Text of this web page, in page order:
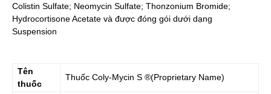
Colistin Sulfate; Neomycin Sulfate; Thonzonium Bromide;
Hydrocortisone Acetate và được đóng gói dưới dạng
Suspension
Tên
thuốc
Thuốc Coly-Mycin S ®(Proprietary Name)